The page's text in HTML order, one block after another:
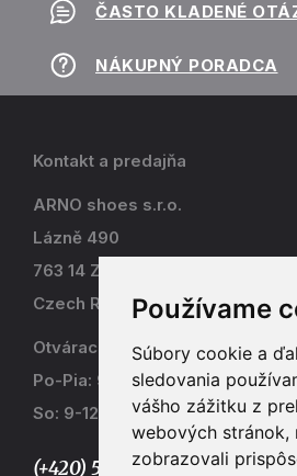
Používame
Súbory cookie a
sledovania
vášho zážitku z
webových stránok,
zobrazovali
ČASTO KLADENÉ
NÁKUPNÝ PORADCA
Kontakt a predajňa
ARNO shoes s.r.o.
Lázně 490
763 14 Zlín - Kostelec
Czech Republic
Otváracia doba
Po-Pia: 9-17
So: 9-12
(+420) 577 915 036,